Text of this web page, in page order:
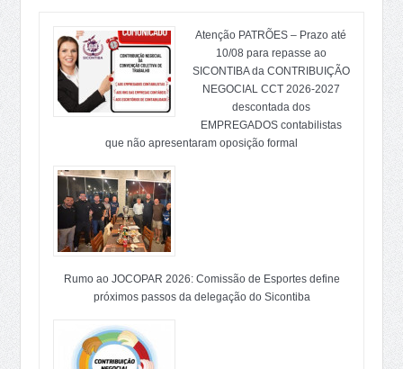
Atenção PATRÕES – Prazo até
10/08 para repasse ao
SICONTIBA da CONTRIBUIÇÃO
NEGOCIAL CCT 2026-2027
descontada dos
EMPREGADOS contabilistas
que não apresentaram oposição formal
Rumo ao JOCOPAR 2026: Comissão de Esportes define
próximos passos da delegação do Sicontiba